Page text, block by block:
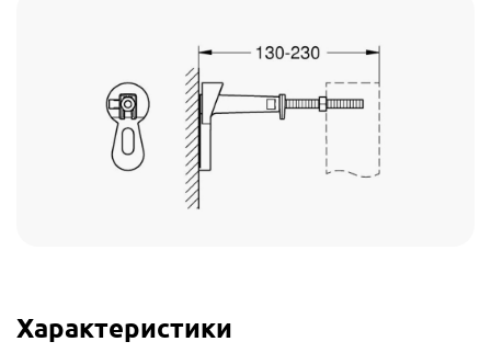
Характеристики